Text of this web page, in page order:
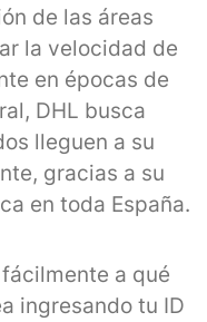
de las áreas
la velocidad de
en épocas de
DHL busca
lleguen a su
gracias a su
en toda España.
a qué
ingresando tu ID